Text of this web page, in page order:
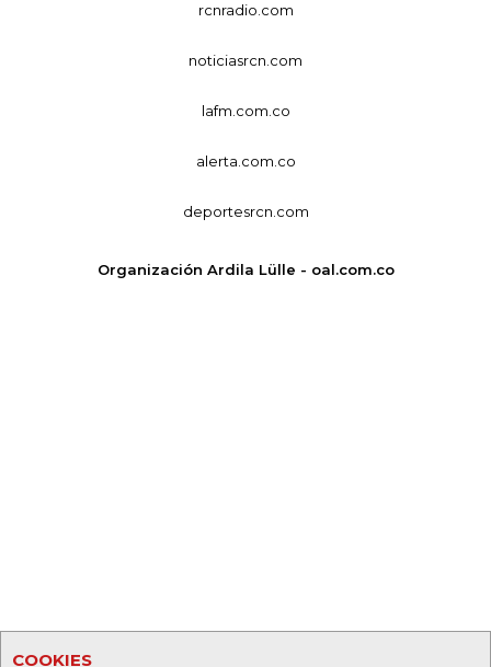
COOKIES
rcnradio.com
noticiasrcn.com
lafm.com.co
alerta.com.co
deportesrcn.com
Organización Ardila Lülle - oal.com.co